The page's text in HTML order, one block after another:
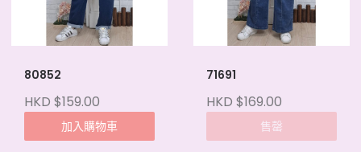
80852
HKD $159.00
加入購物車
71691
HKD $169.00
售罄